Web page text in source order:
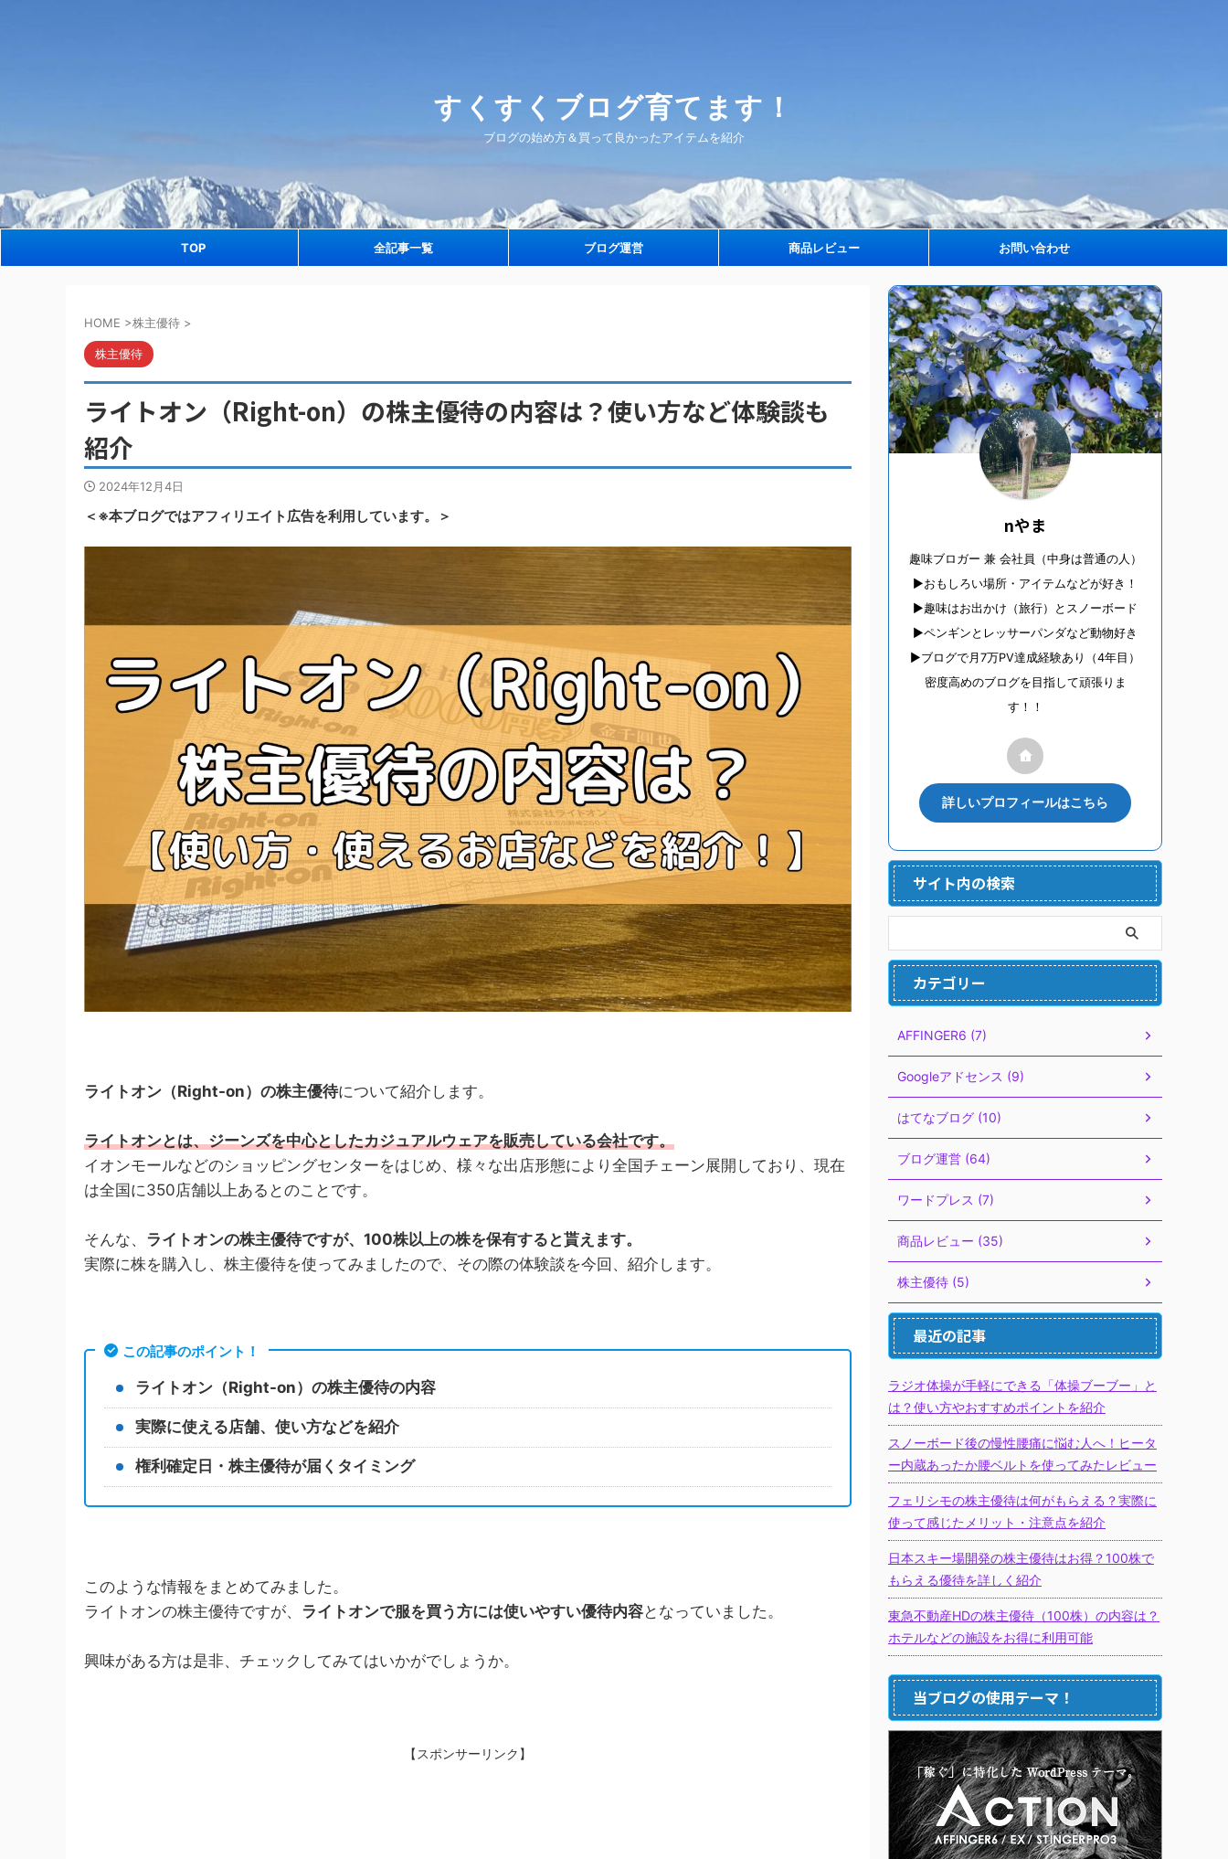
すくすくブログ育てます！
ブログの始め方＆買って良かったアイテムを紹介
TOP 全記事一覧 ブログ運営 商品レビュー お問い合わせ
HOME >株主優待 >
株主優待
ライトオン（Right-on）の株主優待の内容は？使い方など体験談も
紹介
2024年12月4日
＜※本ブログではアフィリエイト広告を利用しています。＞
ライトオン（Right-on）の株主優待について紹介します。
ライトオンとは、ジーンズを中心としたカジュアルウェアを販売している会社です。
イオンモールなどのショッピングセンターをはじめ、様々な出店形態により全国チェーン展開しており、現在
は全国に350店舗以上あるとのことです。
そんな、 ライトオンの株主優待ですが、100株以上の株を保有すると貰えます。
実際に株を購入し、株主優待を使ってみましたので、その際の体験談を今回、紹介します。
この記事のポイント！
ライトオン（Right-on）の株主優待の内容
実際に使える店舗、使い方などを紹介
権利確定日・株主優待が届くタイミング
このような情報をまとめてみました。
ライトオンの株主優待ですが、 ライトオンで服を買う方には使いやすい優待内容となっていました。
興味がある方は是非、チェックしてみてはいかがでしょうか。
【スポンサーリンク】
nやま
趣味ブロガー 兼 会社員（中身は普通の人）
▶︎おもしろい場所・アイテムなどが好き！
▶︎趣味はお出かけ（旅行）とスノーボード
▶︎ペンギンとレッサーパンダなど動物好き
▶︎ブログで月7万PV達成経験あり（4年目）
密度高めのブログを目指して頑張りま
す！！
詳しいプロフィールはこちら
サイト内の検索
カテゴリー
AFFINGER6 (7)
Googleアドセンス (9)
はてなブログ (10)
ブログ運営 (64)
ワードプレス (7)
商品レビュー (35)
株主優待 (5)
最近の記事
ラジオ体操が手軽にできる「体操ブーブー」と
は？使い方やおすすめポイントを紹介
スノーボード後の慢性腰痛に悩む人へ！ヒータ
ー内蔵あったか腰ベルトを使ってみたレビュー
フェリシモの株主優待は何がもらえる？実際に
使って感じたメリット・注意点を紹介
日本スキー場開発の株主優待はお得？100株で
もらえる優待を詳しく紹介
東急不動産HDの株主優待（100株）の内容は？
ホテルなどの施設をお得に利用可能
当ブログの使用テーマ！